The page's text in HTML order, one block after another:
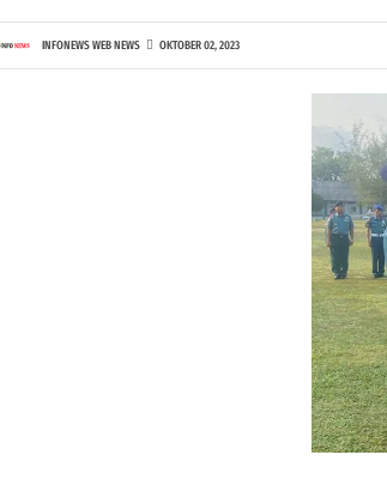
INFONEWS WEB NEWS OKTOBER 02, 2023